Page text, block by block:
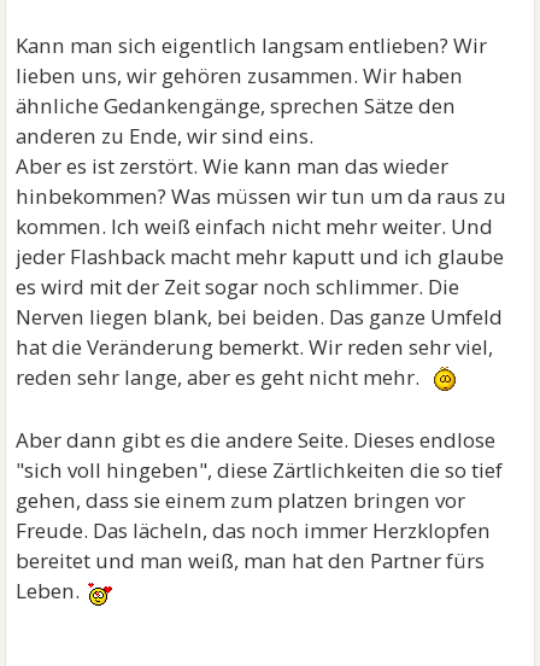
Kann man sich eigentlich langsam entlieben? Wir
lieben uns, wir gehören zusammen. Wir haben
ähnliche Gedankengänge, sprechen Sätze den
anderen zu Ende, wir sind eins.
Aber es ist zerstört. Wie kann man das wieder
hinbekommen? Was müssen wir tun um da raus zu
kommen. Ich weiß einfach nicht mehr weiter. Und
jeder Flashback macht mehr kaputt und ich glaube
es wird mit der Zeit sogar noch schlimmer. Die
Nerven liegen blank, bei beiden. Das ganze Umfeld
hat die Veränderung bemerkt. Wir reden sehr viel,
reden sehr lange, aber es geht nicht mehr.
Aber dann gibt es die andere Seite. Dieses endlose
"sich voll hingeben", diese Zärtlichkeiten die so tief
gehen, dass sie einem zum platzen bringen vor
Freude. Das lächeln, das noch immer Herzklopfen
bereitet und man weiß, man hat den Partner fürs
Leben.